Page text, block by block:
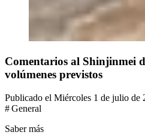
Comentarios al Shinjinmei
volúmenes previstos
Publicado el Miércoles 1 de julio de
# General
Saber más